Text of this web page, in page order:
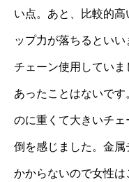
い点。あと、比較的
ップ力が落ちるとい
チェーン使用してい
あったことはないで
のに重くて大きいチ
倒を感じました。金
かからないので女性